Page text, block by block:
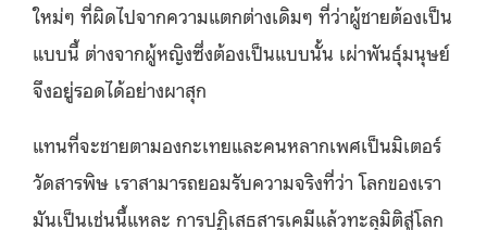
ใหม่ๆ ที่ผิดไปจากความแตกต่างเดิมๆ ที่ว่าผู้ชายต้องเป็น
แบบนี้ ต่างจากผู้หญิงซึ่งต้องเป็นแบบนั้น เผ่าพันธุ์มนุษย์
จึงอยู่รอดได้อย่างผาสุก
แทนที่จะชายตามองกะเทยและคนหลากเพศเป็นมิเตอร์
วัดสารพิษ เราสามารถยอมรับความจริงที่ว่า โลกของเรา
มันเป็นเช่นนี้แหละ การปฏิเสธสารเคมีแล้วทะลุมิติสู่โลก